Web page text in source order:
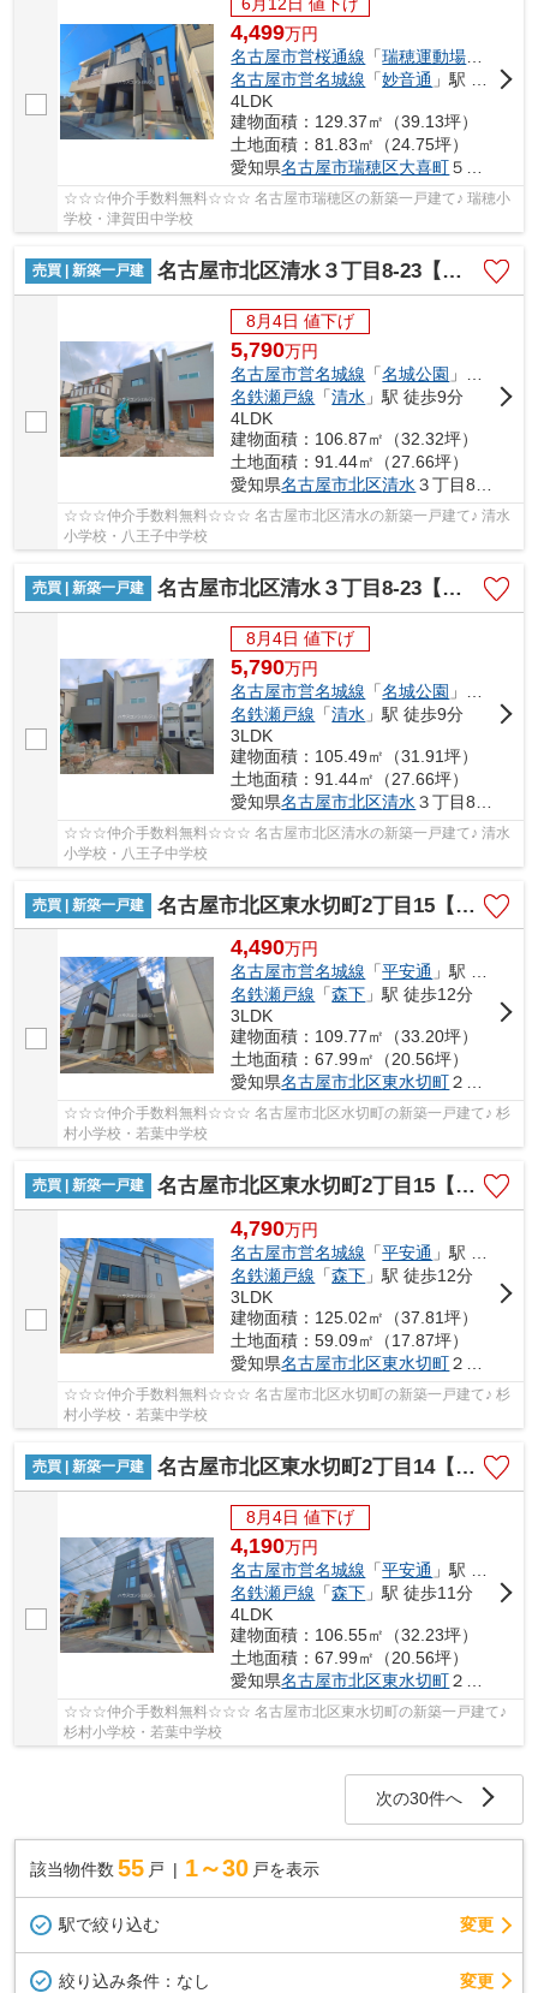
4,499万円
名古屋市営桜通線 「瑞穂運動場西
名古屋市営名城線 「妙音通 」駅 徒歩15分
4LDK
建物面積：129.37㎡（39.13坪）
土地面積：81.83㎡（24.75坪）
愛知県名古屋市瑞穂区大喜町５丁目43-1
☆☆☆仲介手数料無料☆☆☆ 名古屋市瑞穂区の新築一戸建て♪ 瑞穂小
学校・津賀田中学校
売買 | 新築一戸建 名古屋市北区清水３丁目8-23【仲介手数料無料】新築一戸建て 1号棟
8月4日 値下げ
5,790万円
名古屋市営名城線 「名城公園 」駅 徒歩8分
名鉄瀬戸線 「清水 」駅 徒歩9分
4LDK
建物面積：106.87㎡（32.32坪）
土地面積：91.44㎡（27.66坪）
愛知県名古屋市北区清水 ３丁目8-23
☆☆☆仲介手数料無料☆☆☆ 名古屋市北区清水の新築一戸建て♪ 清水
小学校・八王子中学校
売買 | 新築一戸建 名古屋市北区清水３丁目8-23【仲介手数料無料】新築一戸建て 2号棟
8月4日 値下げ
5,790万円
名古屋市営名城線 「名城公園 」駅 徒歩8分
名鉄瀬戸線 「清水 」駅 徒歩9分
3LDK
建物面積：105.49㎡（31.91坪）
土地面積：91.44㎡（27.66坪）
愛知県名古屋市北区清水 ３丁目8-23
☆☆☆仲介手数料無料☆☆☆ 名古屋市北区清水の新築一戸建て♪ 清水
小学校・八王子中学校
売買 | 新築一戸建 名古屋市北区東水切町2丁目15【仲介手数料無料】新築一戸建て 1号棟
4,490万円
名古屋市営名城線 「平安通 」駅 徒歩10分
名鉄瀬戸線 「森下 」駅 徒歩12分
3LDK
建物面積：109.77㎡（33.20坪）
土地面積：67.99㎡（20.56坪）
愛知県名古屋市北区東水切町２丁目15
☆☆☆仲介手数料無料☆☆☆ 名古屋市北区水切町の新築一戸建て♪ 杉
村小学校・若葉中学校
売買 | 新築一戸建 名古屋市北区東水切町2丁目15【仲介手数料無料】新築一戸建て 2号棟
4,790万円
名古屋市営名城線 「平安通 」駅 徒歩10分
名鉄瀬戸線 「森下 」駅 徒歩12分
3LDK
建物面積：125.02㎡（37.81坪）
土地面積：59.09㎡（17.87坪）
愛知県名古屋市北区東水切町２丁目15
☆☆☆仲介手数料無料☆☆☆ 名古屋市北区水切町の新築一戸建て♪ 杉
村小学校・若葉中学校
売買 | 新築一戸建 名古屋市北区東水切町2丁目14【仲介手数料無料】新築一戸建て
8月4日 値下げ
4,190万円
名古屋市営名城線 「平安通 」駅 徒歩10分
名鉄瀬戸線 「森下 」駅 徒歩11分
4LDK
建物面積：106.55㎡（32.23坪）
土地面積：67.99㎡（20.56坪）
愛知県名古屋市北区東水切町２丁目14
☆☆☆仲介手数料無料☆☆☆ 名古屋市北区東水切町の新築一戸建て♪
杉村小学校・若葉中学校
次の30件へ
該当物件数 55 戸 1～30 戸を表示
駅で絞り込む 変更
絞り込み条件： なし 変更